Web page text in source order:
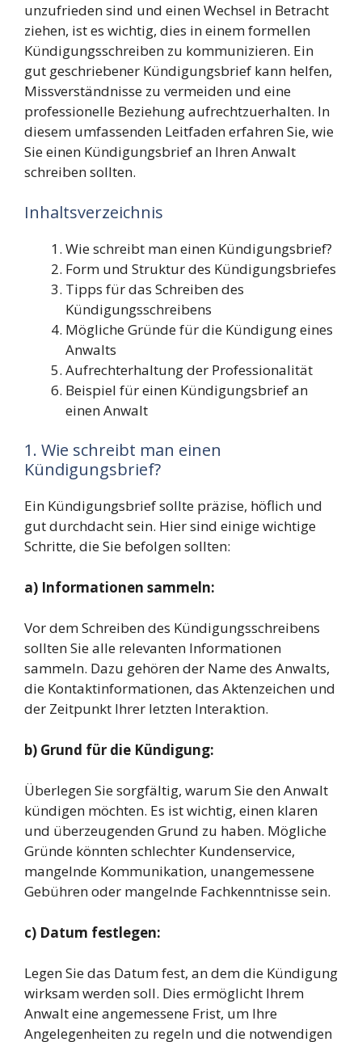
unzufrieden sind und einen Wechsel in Betracht
ziehen, ist es wichtig, dies in einem formellen
Kündigungsschreiben zu kommunizieren. Ein
gut geschriebener Kündigungsbrief kann helfen,
Missverständnisse zu vermeiden und eine
professionelle Beziehung aufrechtzuerhalten. In
diesem umfassenden Leitfaden erfahren Sie, wie
Sie einen Kündigungsbrief an Ihren Anwalt
schreiben sollten.
Inhaltsverzeichnis
Wie schreibt man einen Kündigungsbrief?
Form und Struktur des Kündigungsbriefes
Tipps für das Schreiben des
Kündigungsschreibens
Mögliche Gründe für die Kündigung eines
Anwalts
Aufrechterhaltung der Professionalität
Beispiel für einen Kündigungsbrief an
einen Anwalt
1. Wie schreibt man einen
Kündigungsbrief?
Ein Kündigungsbrief sollte präzise, höflich und
gut durchdacht sein. Hier sind einige wichtige
Schritte, die Sie befolgen sollten:
a) Informationen sammeln:
Vor dem Schreiben des Kündigungsschreibens
sollten Sie alle relevanten Informationen
sammeln. Dazu gehören der Name des Anwalts,
die Kontaktinformationen, das Aktenzeichen und
der Zeitpunkt Ihrer letzten Interaktion.
b) Grund für die Kündigung:
Überlegen Sie sorgfältig, warum Sie den Anwalt
kündigen möchten. Es ist wichtig, einen klaren
und überzeugenden Grund zu haben. Mögliche
Gründe könnten schlechter Kundenservice,
mangelnde Kommunikation, unangemessene
Gebühren oder mangelnde Fachkenntnisse sein.
c) Datum festlegen:
Legen Sie das Datum fest, an dem die Kündigung
wirksam werden soll. Dies ermöglicht Ihrem
Anwalt eine angemessene Frist, um Ihre
Angelegenheiten zu regeln und die notwendigen